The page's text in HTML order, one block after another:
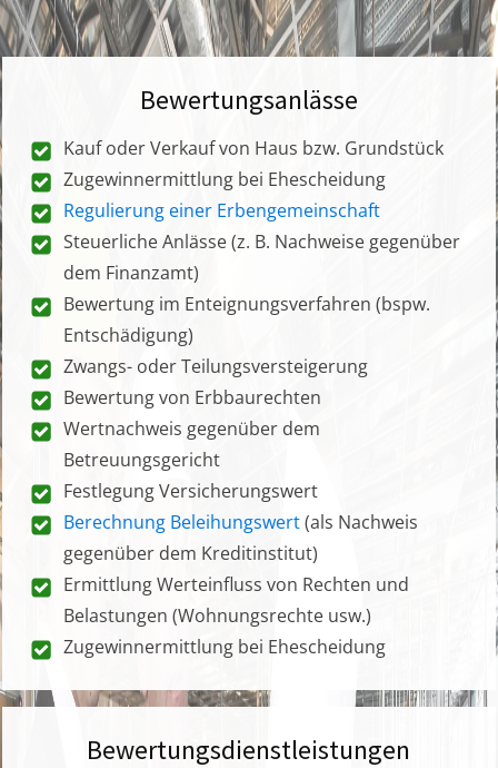
Bewertungsanlässe
Kauf oder Verkauf von Haus bzw. Grundstück
Zugewinnermittlung bei Ehescheidung
Regulierung einer Erbengemeinschaft
Steuerliche Anlässe (z. B. Nachweise gegenüber
dem Finanzamt)
Bewertung im Enteignungsverfahren (bspw.
Entschädigung)
Zwangs- oder Teilungsversteigerung
Bewertung von Erbbaurechten
Wertnachweis gegenüber dem
Betreuungsgericht
Festlegung Versicherungswert
Berechnung Beleihungswert(als Nachweis
gegenüber dem Kreditinstitut)
Ermittlung Werteinfluss von Rechten und
Belastungen (Wohnungsrechte usw.)
Zugewinnermittlung bei Ehescheidung
Bewertungsdienstleistungen